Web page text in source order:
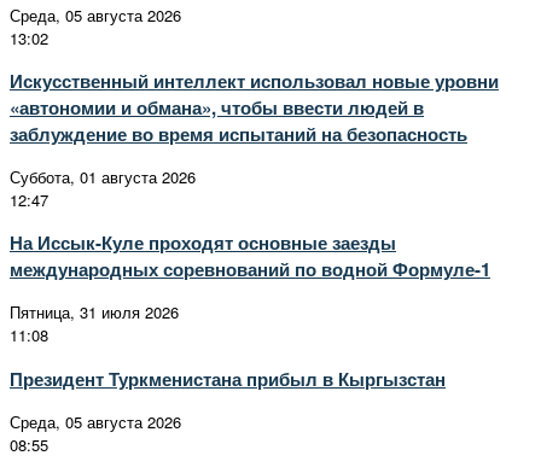
Среда, 05 августа 2026
13:02
Искусственный интеллект использовал новые уровни
«автономии и обмана», чтобы ввести людей в
заблуждение во время испытаний на безопасность
Суббота, 01 августа 2026
12:47
На Иссык-Куле проходят основные заезды
международных соревнований по водной Формуле-1
Пятница, 31 июля 2026
11:08
Президент Туркменистана прибыл в Кыргызстан
Среда, 05 августа 2026
08:55